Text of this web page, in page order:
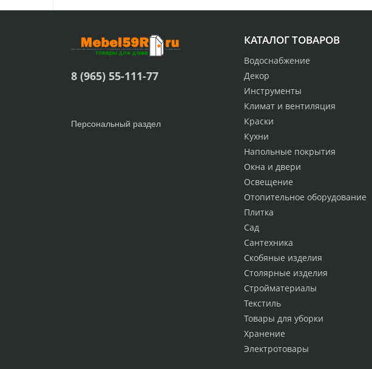
КАТАЛОГ ТОВАРОВ
Водоснабжение
Декор
Инструменты
Климат и вентиляция
Краски
Кухни
Напольные покрытия
Окна и двери
Освещение
Отопительное оборудование
Плитка
Сад
Сантехника
Скобяные изделия
Столярные изделия
Стройматериалы
Текстиль
Товары для уборки
Хранение
Электротовары
8 (965) 55-111-77
Персональный раздел